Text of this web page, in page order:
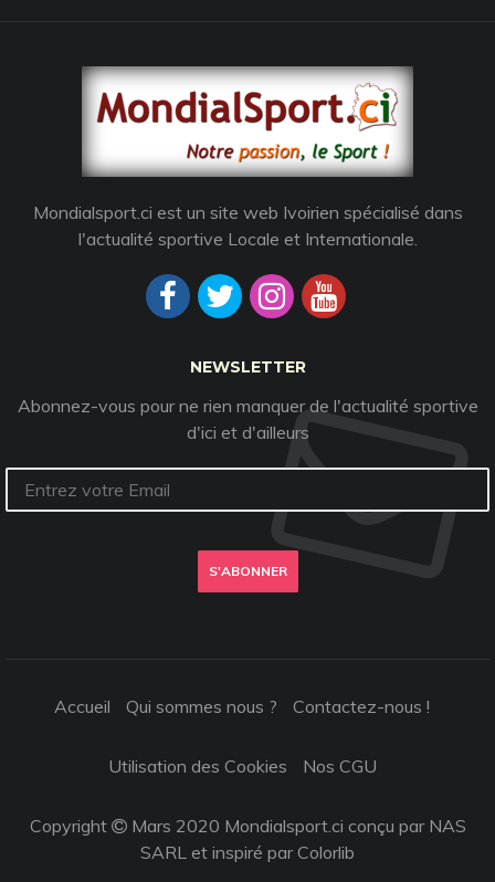
Mondialsport.ci est un site web Ivoirien spécialisé dans
l'actualité sportive Locale et Internationale.
NEWSLETTER
Abonnez-vous pour ne rien manquer de l'actualité sportive
d'ici et d'ailleurs
S'ABONNER
Accueil Qui sommes nous ? Contactez-nous !
Utilisation des Cookies Nos CGU
Copyright
Mars 2020 Mondialsport.ci conçu par NAS
SARL et inspiré parColorlib